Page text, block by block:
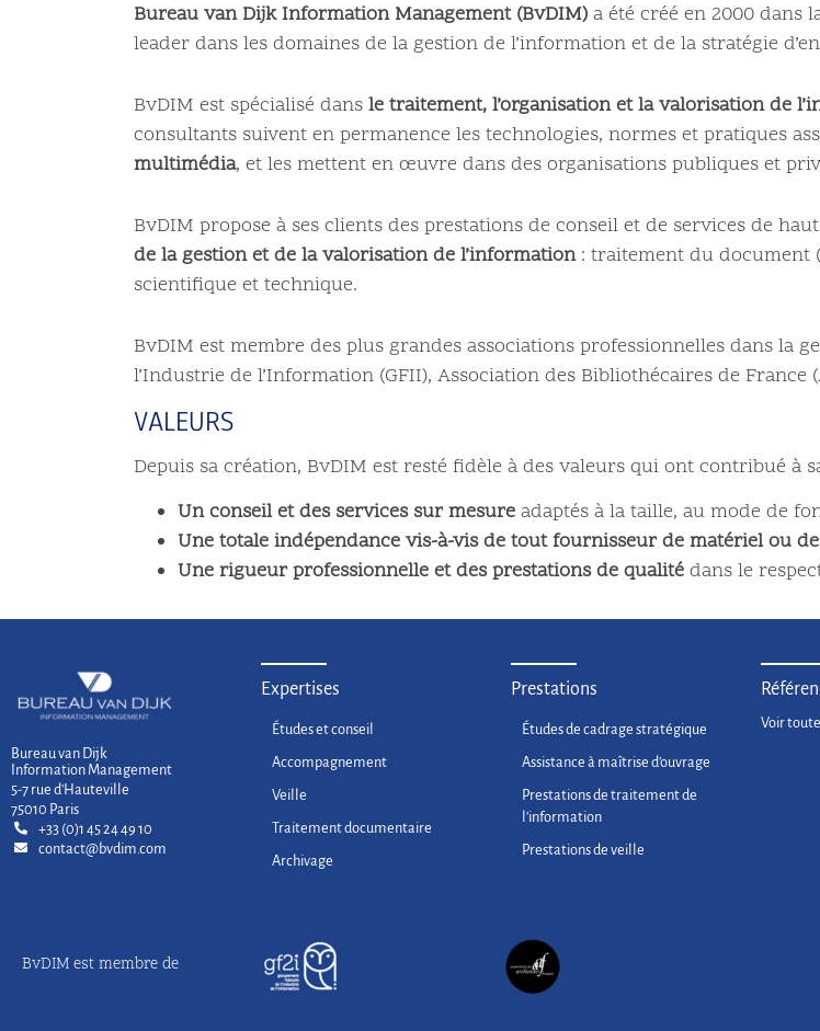
Bureau van Dijk Information Management (BvDIM) a été créé en 2000 dans
leader dans les domaines de la gestion de l’information et de la stratégie
BvDIM est spécialisé dans le traitement, l’organisation et la valorisation de
consultants suivent en permanence les technologies, normes et pratiques
multimédia, et les mettent en œuvre dans des organisations publiques et
BvDIM propose à ses clients des prestations de conseil et de services de
de la gestion et de la valorisation de l’information: traitement du document
scientifique et technique.
BvDIM est membre des plus grandes associations professionnelles dans la
l’Industrie de l’Information (GFII), Association des Bibliothécaires de France
VALEURS
Depuis sa création, BvDIM est resté fidèle à des valeurs qui ont contribué à
Un conseil et des services sur mesure adaptés à la taille, au mode de
Une totale indépendance vis-à-vis de tout fournisseur de matériel ou
Une rigueur professionnelle et des prestations de qualité dans le
Bureau van Dijk
Information Management
5-7 rue d'Hauteville
75010 Paris
+33 (0)1 45 24 49 10
contact@bvdim.com
Expertises
Études et conseil
Accompagnement
Veille
Traitement documentaire
Archivage
Prestations
Études de cadrage stratégique
Assistance à maîtrise d’ouvrage
Prestations de traitement de
l’information
Prestations de veille
Voir
BvDIM est membre de